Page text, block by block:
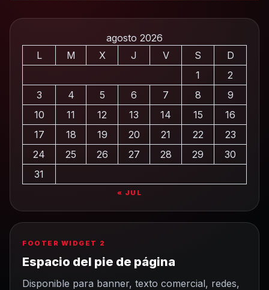
agosto 2026
L
M X J V S
D
1
2
3
4 5 6 7 8
9
10
11 12 13 14 15
16
17
18 19 20 21 22
23
24
25 26 27 28 29
30
31
« JUL
FOOTER WIDGET 2
Espacio del pie de página
Disponible para banner, texto comercial, redes,